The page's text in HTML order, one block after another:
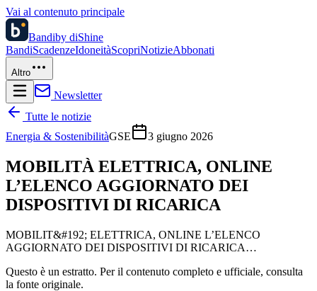
Vai al contenuto principale
Bandiby diShine
BandiScadenzeIdoneitàScopriNotizieAbbonati
Altro
Newsletter
Tutte le notizie
Energia & SostenibilitàGSE 3 giugno 2026
MOBILITÀ ELETTRICA, ONLINE
L’ELENCO AGGIORNATO DEI
DISPOSITIVI DI RICARICA
MOBILIT&#192; ELETTRICA, ONLINE L’ELENCO
AGGIORNATO DEI DISPOSITIVI DI RICARICA…
Questo è un estratto. Per il contenuto completo e ufficiale, consulta
la fonte originale.